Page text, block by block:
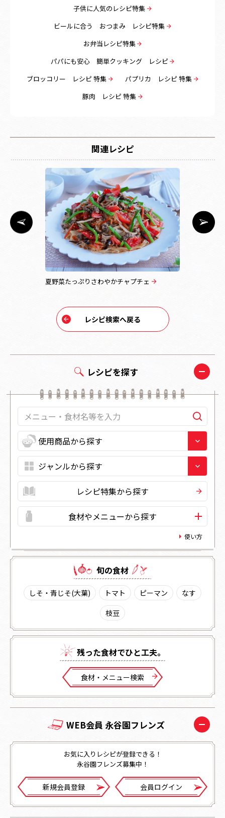
レシピを探す
レシピ特集から探す
食材やメニューから探す
使い方
旬の⾷材
しそ・青じそ(大葉) トマト ピーマン
なす
枝豆
残った⾷材でひと⼯夫。
⾷材・メニュー検索
WEB会員 永谷園フレンズ
お気に入りレシピが登録できる！
永谷園フレンズ募集中！
新規会員登録 会員ログイン
子供に人気のレシピ特集
ビールに合う おつまみ レシピ特集
お弁当レシピ特集
パパにも安心 簡単クッキング レシピ
ブロッコリー レシピ 特集
パプリカ レシピ 特集
豚肉 レシピ 特集
関連レシピ
夏野菜たっぷりさわやかチャプチェ
レシピ検索へ戻る